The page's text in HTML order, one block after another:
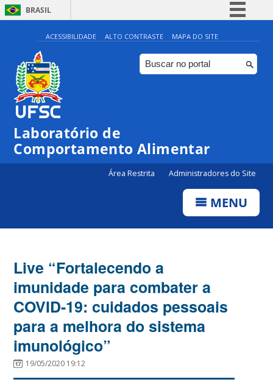
BRASIL
Simplifique!
Comunica BR
Participe
ACESSIBILIDADE ALTO CONTRASTE MAPA DO SITE
Laboratório de
Comportamento Alimentar
Área Restrita Administradores do Site
MENU
Live “Fortalecendo a
imunidade para combater a
COVID-19: cuidados pessoais
para a melhora do sistema
imunológico”
19/05/2020 19:12